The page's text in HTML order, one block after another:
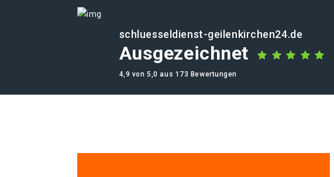
schluesseldienst-geilenkirchen24.de
Ausgezeichnet
4,9 von 5,0 aus 173 Bewertungen